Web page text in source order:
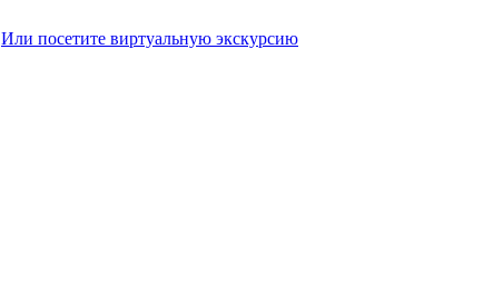
Или посетите виртуальную экскурсию